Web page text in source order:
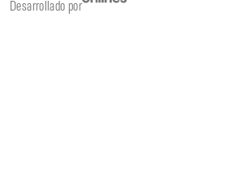
Desarrollado por